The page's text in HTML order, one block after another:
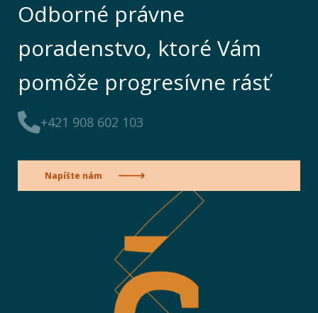
Odborné právne
poradenstvo, ktoré Vám
pomôže progresívne rásť
+421 908 602 103
Napíšte nám